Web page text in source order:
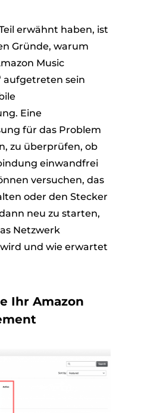
erwähnt haben, ist
Gründe, warum
Music
sein
Eine
für das Problem
zu überprüfen, ob
einwandfrei
versuchen, das
oder den Stecker
neu zu starten,
Netzwerk
und wie erwartet
Ihr Amazon